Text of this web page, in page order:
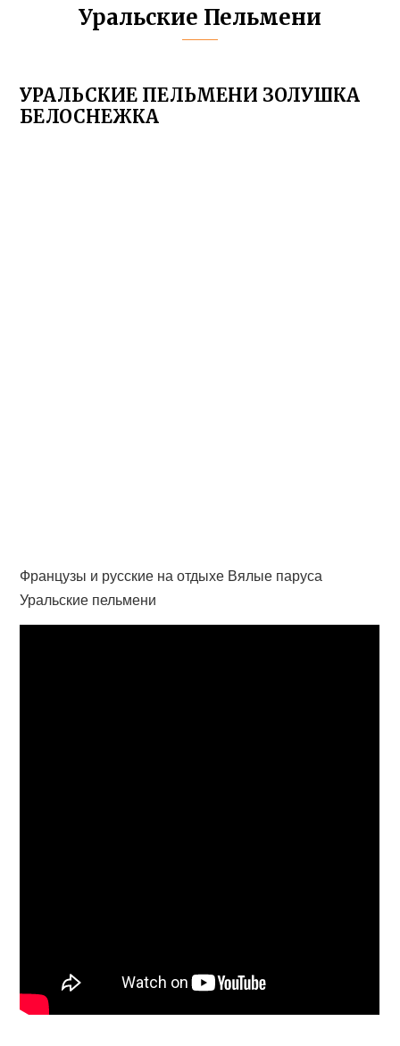
Уральские Пельмени
УРАЛЬСКИЕ ПЕЛЬМЕНИ ЗОЛУШКА
БЕЛОСНЕЖКА
Французы и русские на отдыхе Вялые паруса
Уральские пельмени